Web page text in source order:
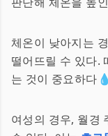
체온이 낮아지는
떨어뜨릴 수 있다.
는 것이 중요하다
여성의 경우, 월경